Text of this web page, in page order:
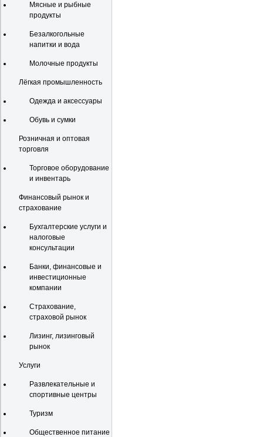
Мясные и рыбные
продукты
Безалкогольные
напитки и вода
Молочные продукты
Лёгкая промышленность
Одежда и аксессуары
Обувь и сумки
Розничная и оптовая
торговля
Торговое оборудование
и инвентарь
Финансовый рынок и
страхование
Бухгалтерские услуги и
налоговые
консультации
Банки, финансовые и
инвестиционные
компании
Страхование,
страховой рынок
Лизинг, лизинговый
рынок
Услуги
Развлекательные и
спортивные центры
Туризм
Общественное питание